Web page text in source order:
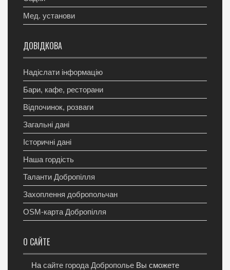
Мед. установи
ДОВІДКОВА
Надіслати інформацію
Бари, кафе, ресторани
Відпочинок, розваги
Загальні дані
Історичні дані
Наша гордість
Таланти Добропілля
Захоплення добропольчан
OSM-карта Добропілля
О САЙТЕ
На сайте города Доброполье Вы сможете